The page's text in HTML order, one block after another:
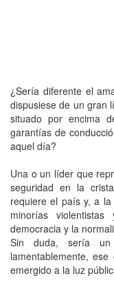
¿Sería diferente el
dispusiese de un gran
situado por encima
garantías de
aquel día?
Una o un líder que
seguridad en la
requiere el país y, a
minorías
democracia y la
Sin duda, sería un
lamentablemente,
emergido a la luz